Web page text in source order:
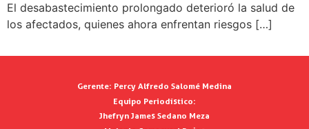
El desabastecimiento prolongado deterioró la salud de
los afectados, quienes ahora enfrentan riesgos […]
Gerente: Percy Alfredo Salomé Medina
Equipo Periodístico:
Jhefryn James Sedano Meza